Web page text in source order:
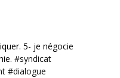
5- je négocie
#syndicat
#dialogue